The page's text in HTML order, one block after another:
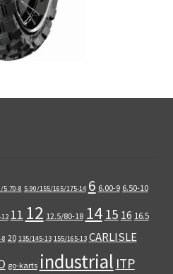
5.70-8 5.90/155/165/175-14 6 6.00-9 6.50-10
11 12 12.5/80-18 14 15 16 16.5
8 20 135/145-13 155/165-13 CARLISLE
go-karts industrial ITP